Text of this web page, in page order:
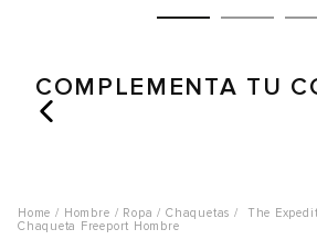
EUR
USA
COMPLEMENTA TU
Hombre Ropa Chaquetas
The
Chaqueta Freeport Hombre